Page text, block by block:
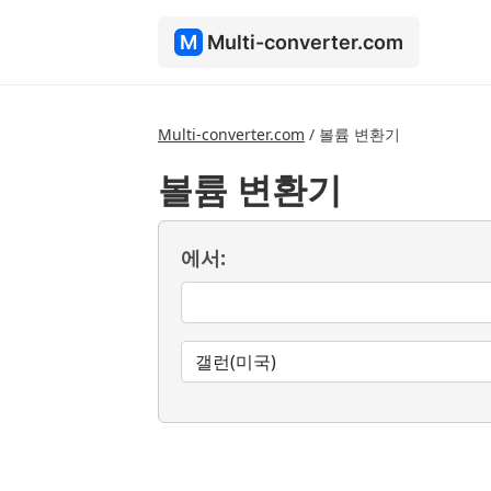
M Multi-converter.com
Multi-converter.com / 볼륨 변환기
볼륨 변환기
에서: